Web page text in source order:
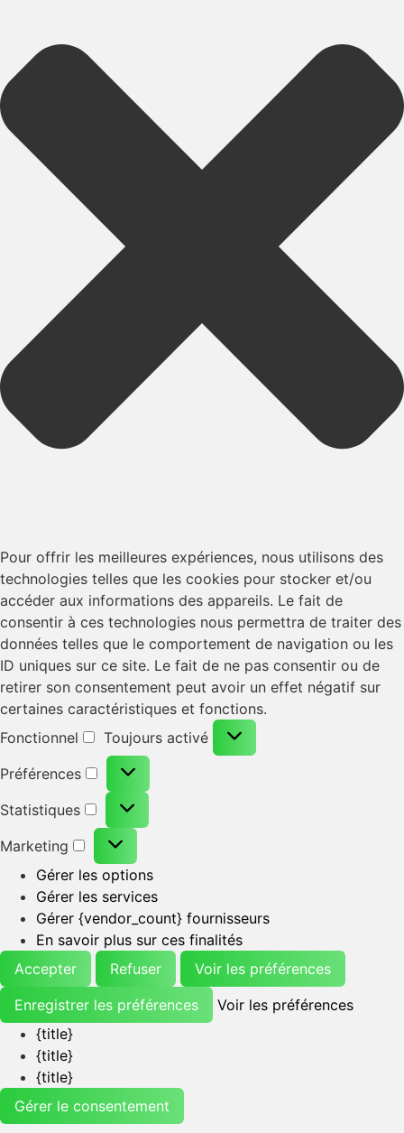
Pour offrir les meilleures expériences, nous utilisons des
technologies telles que les cookies pour stocker et/ou
accéder aux informations des appareils. Le fait de
consentir à ces technologies nous permettra de traiter des
données telles que le comportement de navigation ou les
ID uniques sur ce site. Le fait de ne pas consentir ou de
retirer son consentement peut avoir un effet négatif sur
certaines caractéristiques et fonctions.
Fonctionnel
Toujours activé
Préférences
Statistiques
Marketing
Gérer les options
Gérer les services
Gérer {vendor_count} fournisseurs
En savoir plus sur ces finalités
Accepter
Refuser
Voir les préférences
Enregistrer les préférences
Voir les préférences
{title}
{title}
{title}
Gérer le consentement